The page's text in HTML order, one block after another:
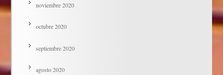
noviembre 2020
octubre 2020
septiembre 2020
agosto 2020